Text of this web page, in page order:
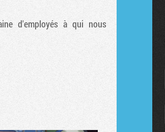
d'employés à qui nous